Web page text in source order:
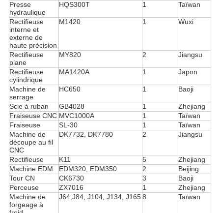
Presse
hydraulique
HQS300T 1 Taïwan
Rectifieuse
interne et
externe de
haute précision
M1420 1 Wuxi
Rectifieuse
plane
MY820 2 Jiangsu
Rectifieuse
cylindrique
MA1420A 1 Japon
Machine de
serrage
HC650 1 Baoji
Scie à ruban GB4028 1
Zhejiang
Fraiseuse CNC MVC1000A 1
Taïwan
Fraiseuse
SL-30 1
Taïwan
Machine de
découpe au fil
CNC
DK7732, DK7780 2 Jiangsu
Rectifieuse K11 5
Zhejiang
Machine EDM
EDM320, EDM350 2
Beijing
Tour CN
CK6730 3
Baoji
Perceuse
ZX7016 1
Zhejiang
Machine de
forgeage à
J64,J84, J104, J134, J1658 Taïwan